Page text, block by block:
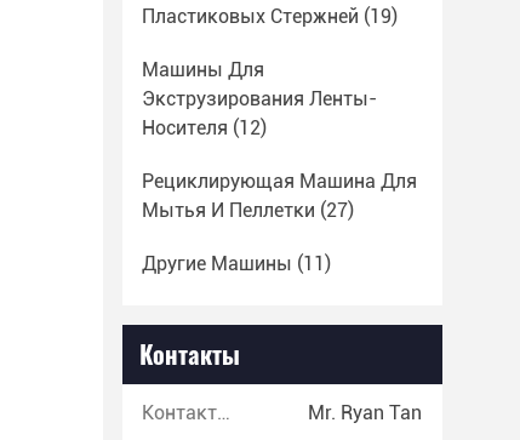
Пластиковых Стержней (19)
Машины Для
Экструзирования Ленты-
Носителя (12)
Рециклирующая Машина Для
Мытья И Пеллетки (27)
Другие Машины (11)
Контакты
Контакты: Mr. Ryan Tan